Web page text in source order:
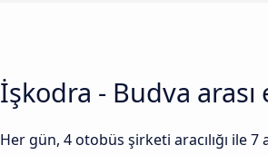
İşkodra - Budva
Her gün, 4 otobüs şirketi aracılığı ile